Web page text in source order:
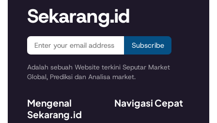
Sekarang.id
Subscribe
Adalah sebuah Website terkini Seputar Market
Global, Prediksi dan Analisa market.
Mengenal
Sekarang.id
Navigasi Cepat